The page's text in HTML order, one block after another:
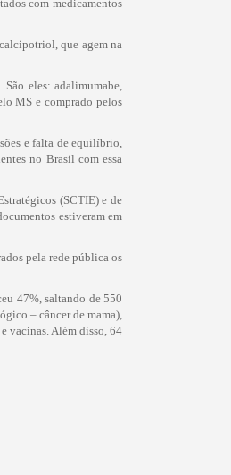
com medicamentos
que agem na
São eles: adalimumabe,
MS e comprado pelos
e falta de equilíbrio,
no Brasil com essa
(SCTIE) e de
estiveram em
pela rede pública os
47%, saltando de 550
– câncer de mama),
vacinas. Além disso, 64